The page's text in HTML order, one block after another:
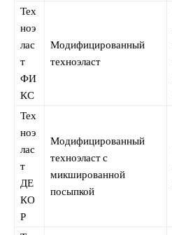
Тех
ноэ
лас
т
ФИ
КС
Модифицированный
техноэласт
Тех
ноэ
лас
т
ДЕ
КО
Р
Модифицированный
техноэласт с
микшированной
посыпкой